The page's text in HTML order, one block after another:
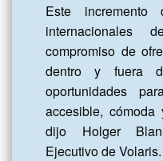
Este
internacionales
compromiso de
dentro y fuera
oportunidades
accesible,
dijo Holger
Ejecutivo de Volaris.